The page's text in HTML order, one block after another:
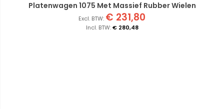
Platenwagen 1075 Met Massief Rubber Wielen
€ 280,48
€ 231,80